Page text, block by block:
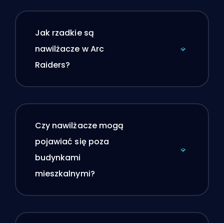
Jak rzadkie są
nawilżacze w Arc
Raiders?
Czy nawilżacze mogą
pojawiać się poza
budynkami
mieszkalnymi?